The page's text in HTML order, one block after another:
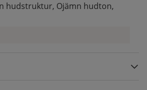
hudstruktur, Ojämn hudton,